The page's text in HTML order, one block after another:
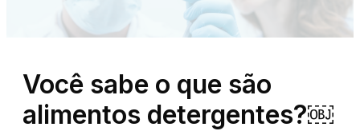
Você sabe o que são
alimentos detergentes?￼